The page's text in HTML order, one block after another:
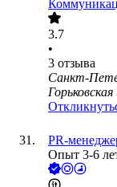
3.7
•
3 отзыва
Санкт-
Горьковская
PR-
Опыт 3-6